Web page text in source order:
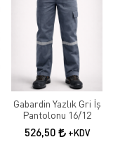
Gabardin Yazlık Gri İş
Pantolonu 16/12
526,50 +KDV